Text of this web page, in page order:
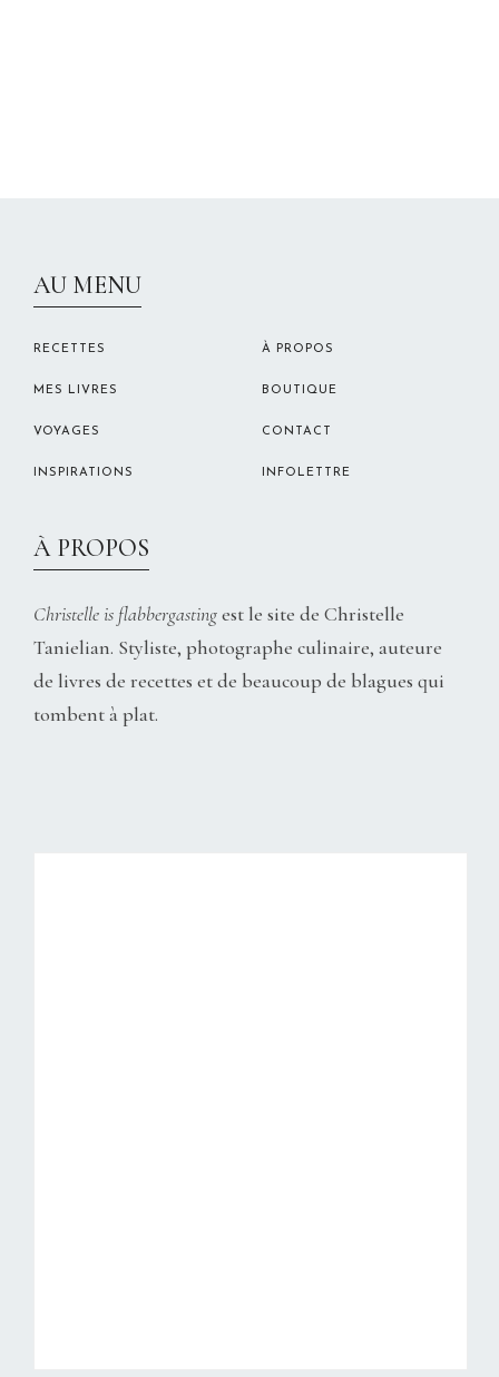
AU MENU
RECETTES
MES LIVRES
VOYAGES
INSPIRATIONS
À PROPOS
BOUTIQUE
CONTACT
INFOLETTRE
À PROPOS
Christelle is flabbergastingest le site de Christelle
Tanielian. Styliste, photographe culinaire, auteure
de livres de recettes et de beaucoup de blagues qui
tombent à plat.